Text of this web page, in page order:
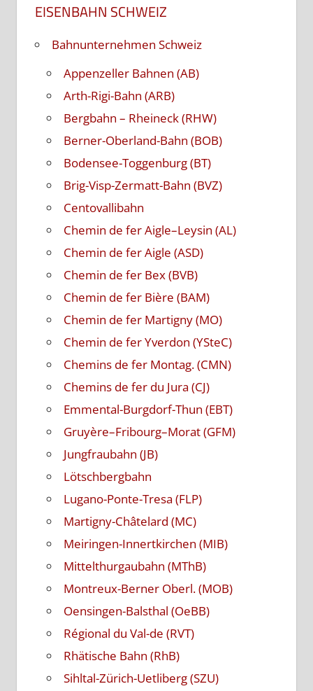
EISENBAHN SCHWEIZ
Bahnunternehmen Schweiz
Appenzeller Bahnen (AB)
Arth-Rigi-Bahn (ARB)
Bergbahn – Rheineck (RHW)
Berner-Oberland-Bahn (BOB)
Bodensee-Toggenburg (BT)
Brig-Visp-Zermatt-Bahn (BVZ)
Centovallibahn
Chemin de fer Aigle–Leysin (AL)
Chemin de fer Aigle (ASD)
Chemin de fer Bex (BVB)
Chemin de fer Bière (BAM)
Chemin de fer Martigny (MO)
Chemin de fer Yverdon (YSteC)
Chemins de fer Montag. (CMN)
Chemins de fer du Jura (CJ)
Emmental-Burgdorf-Thun (EBT)
Gruyère–Fribourg–Morat (GFM)
Jungfraubahn (JB)
Lötschbergbahn
Lugano-Ponte-Tresa (FLP)
Martigny-Châtelard (MC)
Meiringen-Innertkirchen (MIB)
Mittelthurgaubahn (MThB)
Montreux-Berner Oberl. (MOB)
Oensingen-Balsthal (OeBB)
Régional du Val-de (RVT)
Rhätische Bahn (RhB)
Sihltal-Zürich-Uetliberg (SZU)